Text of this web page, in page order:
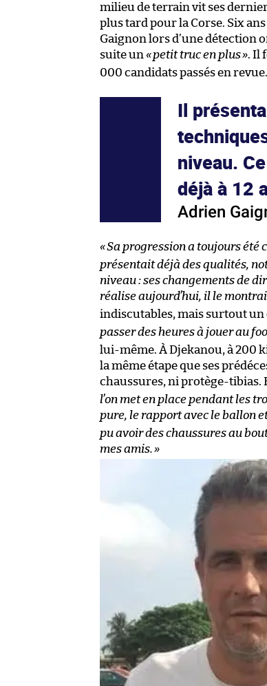
milieu de terrain vit ses
plus tard pour la Corse. Six
Gaignon lors d’une détection
suite un «petit truc en plus». Il
000 candidats passés en revue.
Il
niveau.
déjà à 12
Adrien
«Sa progression a toujours été
présentait déjà des qualités,
niveau : ses changements de
réalise aujourd’hui, il le
indiscutables, mais surtout un
passer des heures à jouer au
lui-même. À Djekanou, à 200
la même étape que ses
chaussures, ni protège-tibias.
l’on met en place pendant les
pure, le rapport avec le ballon
pu avoir des chaussures au
mes amis.»